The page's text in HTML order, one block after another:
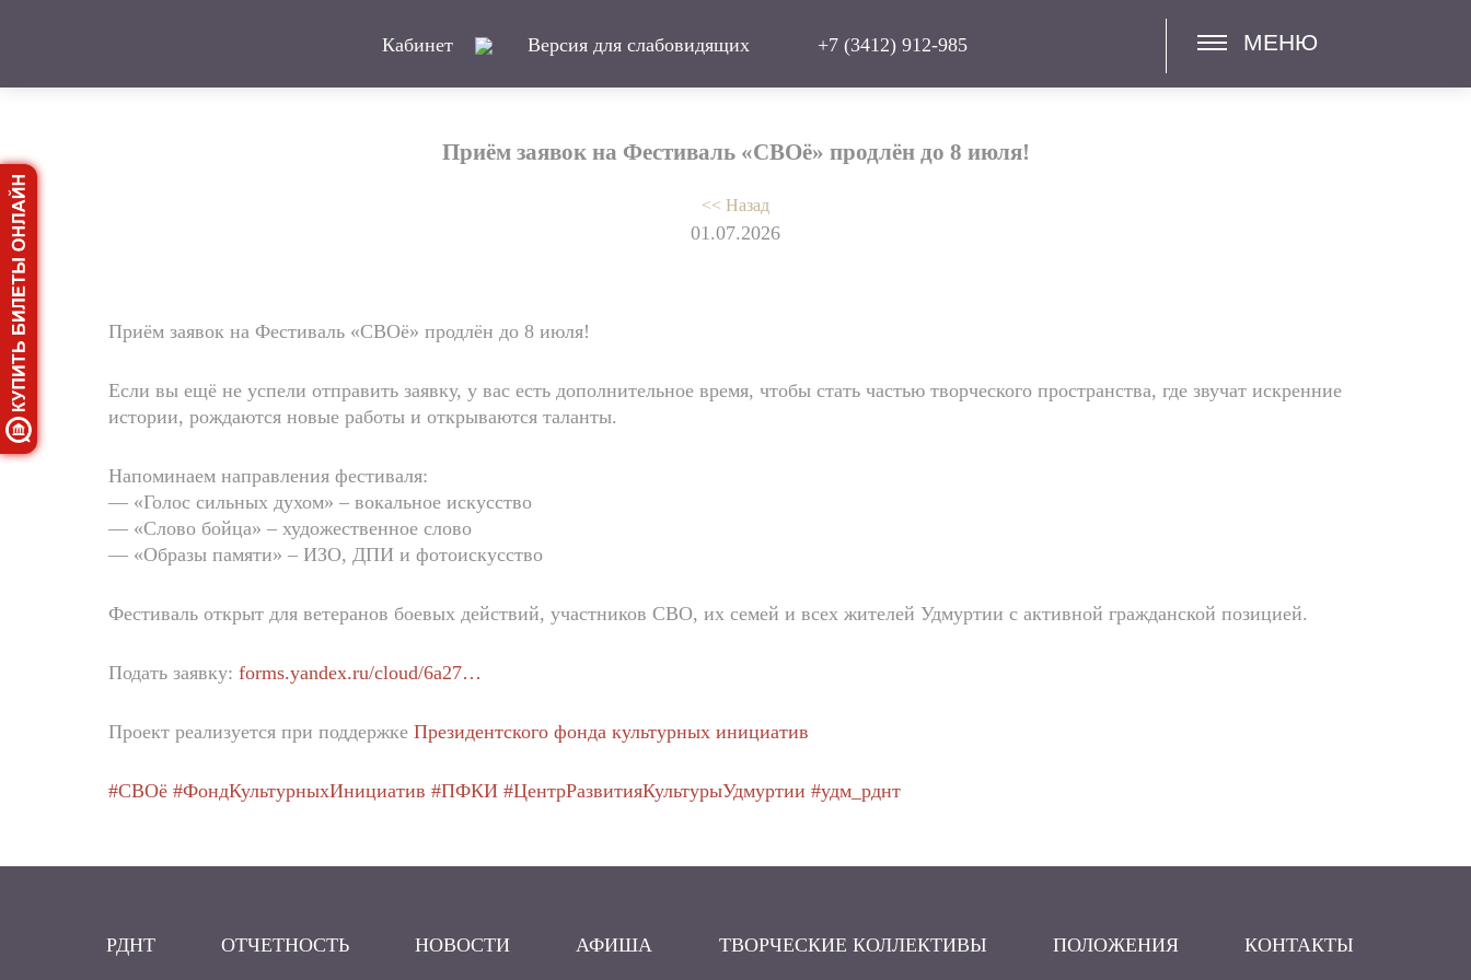
Кабинет Версия для слабовидящих +7 (3412) 912-985 МЕНЮ
Приём заявок на Фестиваль «СВОё» продлён до 8 июля!
<< Назад
01.07.2026
Приём заявок на Фестиваль «СВОё» продлён до 8 июля!
Если вы ещё не успели отправить заявку, у вас есть дополнительное время, чтобы стать частью творческого пространства, где звучат искренние
истории, рождаются новые работы и открываются таланты.
Напоминаем направления фестиваля:
— «Голос сильных духом» – вокальное искусство
— «Слово бойца» – художественное слово
— «Образы памяти» – ИЗО, ДПИ и фотоискусство
Фестиваль открыт для ветеранов боевых действий, участников СВО, их семей и всех жителей Удмуртии с активной гражданской позицией.
Подать заявку: forms.yandex.ru/cloud/6a27…
Проект реализуется при поддержке Президентского фонда культурных инициатив
#СВОё #ФондКультурныхИнициатив #ПФКИ #ЦентрРазвитияКультурыУдмуртии #удм_рднт
РДНТ ОТЧЕТНОСТЬ НОВОСТИ АФИША ТВОРЧЕСКИЕ КОЛЛЕКТИВЫ ПОЛОЖЕНИЯ КОНТАКТЫ